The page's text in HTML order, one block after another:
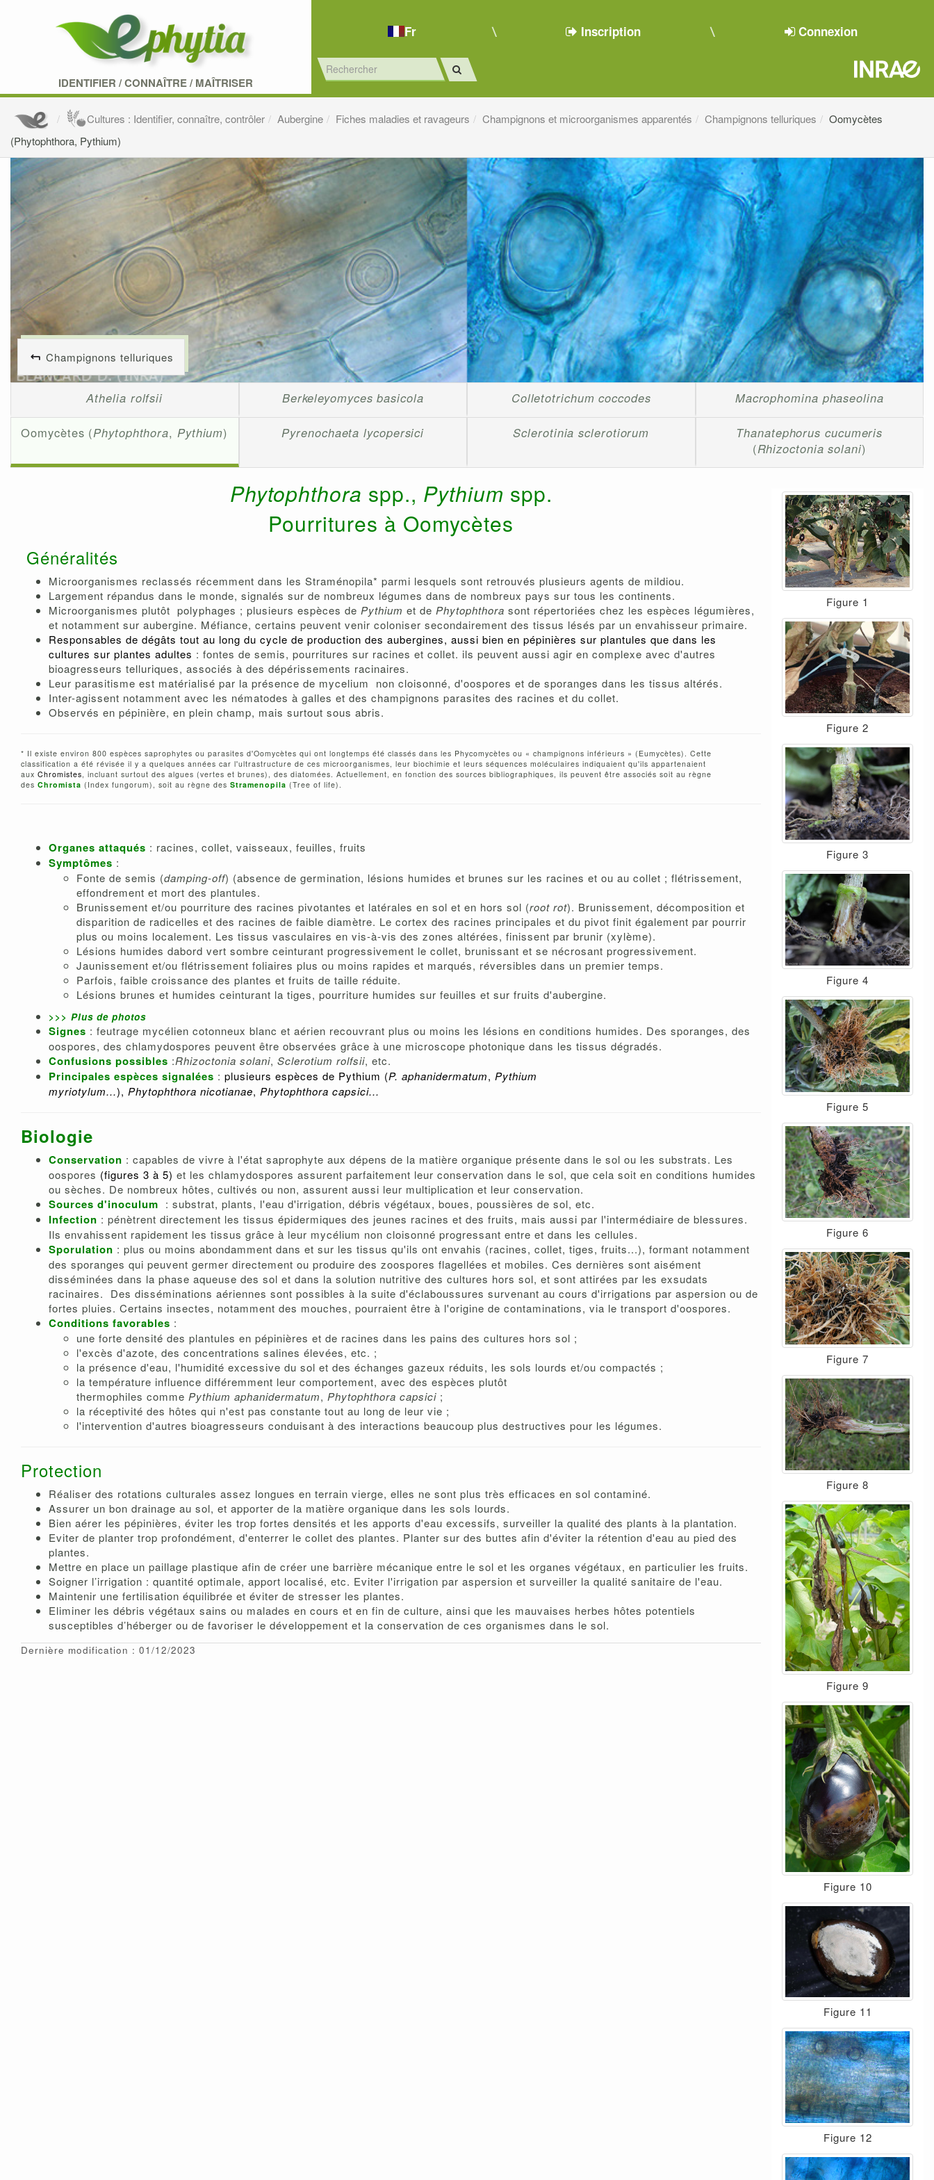
IDENTIFIER /CONNAÎTRE/MAÎTRISER
Fr Inscription Connexion
Cultures : Identifier, connaître, contrôler Aubergine Fiches maladies et ravageurs Champignons et microorganismes apparentés Champignons telluriques
Oomycètes
(Phytophthora, Pythium)
Champignons telluriques
Athelia rolfsii Berkeleyomyces basicola Colletotrichum coccodes Macrophomina phaseolina
Oomycètes (Phytophthora, Pythium) Pyrenochaeta lycopersici Sclerotinia sclerotiorum
Thanatephorus cucumeris
(Rhizoctonia solani)
Phytophthora spp., Pythium spp.
Pourritures à Oomycètes
Généralités
Microorganismes reclassés récemment dans les Straménopila* parmi lesquels sont retrouvés plusieurs agents de mildiou.
Largement répandus dans le monde, signalés sur de nombreux légumes dans de nombreux pays sur tous les continents.
Microorganismes plutôt polyphages ; plusieurs espèces de Pythium et de Phytophthora sont répertoriées chez les espèces légumières,
et notamment sur aubergine. Méfiance, certains peuvent venir coloniser secondairement des tissus lésés par un envahisseur primaire.
Responsables de dégâts tout au long du cycle de production des aubergines, aussi bien en pépinières sur plantules que dans les
cultures sur plantes adultes : fontes de semis, pourritures sur racines et collet. ils peuvent aussi agir en complexe avec d'autres
bioagresseurs telluriques, associés à des dépérissements racinaires.
Leur parasitisme est matérialisé par la présence de mycelium non cloisonné, d'oospores et de sporanges dans les tissus altérés.
Inter-agissent notamment avec les nématodes à galles et des champignons parasites des racines et du collet.
Observés en pépinière, en plein champ, mais surtout sous abris.
* Il existe environ 800 espèces saprophytes ou parasites d'Oomycètes qui ont longtemps été classés dans les Phycomycètes ou « champignons inférieurs » (Eumycètes). Cette
classification a été révisée il y a quelques années car l'ultrastructure de ces microorganismes, leur biochimie et leurs séquences moléculaires indiquaient qu'ils appartenaient
aux Chromistes, incluant surtout des algues (vertes et brunes), des diatomées. Actuellement, en fonction des sources bibliographiques, ils peuvent être associés soit au règne
des Chromista (Index fungorum), soit au règne des Stramenopila (Tree of life).
Organes attaqués : racines, collet, vaisseaux, feuilles, fruits
Symptômes :
Fonte de semis (damping-off) (absence de germination, lésions humides et brunes sur les racines et ou au collet ; flétrissement,
effondrement et mort des plantules.
Brunissement et/ou pourriture des racines pivotantes et latérales en sol et en hors sol (root rot). Brunissement, décomposition et
disparition de radicelles et des racines de faible diamètre. Le cortex des racines principales et du pivot finit également par pourrir
plus ou moins localement. Les tissus vasculaires en vis-à-vis des zones altérées, finissent par brunir (xylème).
Lésions humides dabord vert sombre ceinturant progressivement le collet, brunissant et se nécrosant progressivement.
Jaunissement et/ou flétrissement foliaires plus ou moins rapides et marqués, réversibles dans un premier temps.
Parfois, faible croissance des plantes et fruits de taille réduite.
Lésions brunes et humides ceinturant la tiges, pourriture humides sur feuilles et sur fruits d'aubergine.
>>> Plus de photos
Signes : feutrage mycélien cotonneux blanc et aérien recouvrant plus ou moins les lésions en conditions humides. Des sporanges, des
oospores, des chlamydospores peuvent être observées grâce à une microscope photonique dans les tissus dégradés.
Confusions possibles :Rhizoctonia solani, Sclerotium rolfsii, etc.
Principales espèces signalées : plusieurs espèces de Pythium (P. aphanidermatum, Pythium
myriotylum...), Phytophthora nicotianae, Phytophthora capsici...
Biologie
Conservation : capables de vivre à l'état saprophyte aux dépens de la matière organique présente dans le sol ou les substrats. Les
oospores (figures 3 à 5) et les chlamydospores assurent parfaitement leur conservation dans le sol, que cela soit en conditions humides
ou sèches. De nombreux hôtes, cultivés ou non, assurent aussi leur multiplication et leur conservation.
Sources d'inoculum : substrat, plants, l'eau d'irrigation, débris végétaux, boues, poussières de sol, etc.
Infection : pénètrent directement les tissus épidermiques des jeunes racines et des fruits, mais aussi par l'intermédiaire de blessures.
Ils envahissent rapidement les tissus grâce à leur mycélium non cloisonné progressant entre et dans les cellules.
Sporulation : plus ou moins abondamment dans et sur les tissus qu'ils ont envahis (racines, collet, tiges, fruits...), formant notamment
des sporanges qui peuvent germer directement ou produire des zoospores flagellées et mobiles. Ces dernières sont aisément
disséminées dans la phase aqueuse des sol et dans la solution nutritive des cultures hors sol, et sont attirées par les exsudats
racinaires. Des disséminations aériennes sont possibles à la suite d'éclaboussures survenant au cours d'irrigations par aspersion ou de
fortes pluies. Certains insectes, notamment des mouches, pourraient être à l'origine de contaminations, via le transport d'oospores.
Conditions favorables :
une forte densité des plantules en pépinières et de racines dans les pains des cultures hors sol ;
l'excès d'azote, des concentrations salines élevées, etc. ;
la présence d'eau, l'humidité excessive du sol et des échanges gazeux réduits, les sols lourds et/ou compactés ;
la température influence différemment leur comportement, avec des espèces plutôt
thermophiles comme Pythium aphanidermatum, Phytophthora capsici ;
la réceptivité des hôtes qui n'est pas constante tout au long de leur vie ;
l'intervention d'autres bioagresseurs conduisant à des interactions beaucoup plus destructives pour les légumes.
Protection
Réaliser des rotations culturales assez longues en terrain vierge, elles ne sont plus très efficaces en sol contaminé.
Assurer un bon drainage au sol, et apporter de la matière organique dans les sols lourds.
Bien aérer les pépinières, éviter les trop fortes densités et les apports d'eau excessifs, surveiller la qualité des plants à la plantation.
Eviter de planter trop profondément, d'enterrer le collet des plantes. Planter sur des buttes afin d'éviter la rétention d'eau au pied des
plantes.
Mettre en place un paillage plastique afin de créer une barrière mécanique entre le sol et les organes végétaux, en particulier les fruits.
Soigner l’irrigation : quantité optimale, apport localisé, etc. Eviter l'irrigation par aspersion et surveiller la qualité sanitaire de l'eau.
Maintenir une fertilisation équilibrée et éviter de stresser les plantes.
Eliminer les débris végétaux sains ou malades en cours et en fin de culture, ainsi que les mauvaises herbes hôtes potentiels
susceptibles d’héberger ou de favoriser le développement et la conservation de ces organismes dans le sol.
Dernière modification : 01/12/2023
Figure 1
Figure 2
Figure 3
Figure 4
Figure 5
Figure 6
Figure 7
Figure 8
Figure 9
Figure 10
Figure 11
Figure 12